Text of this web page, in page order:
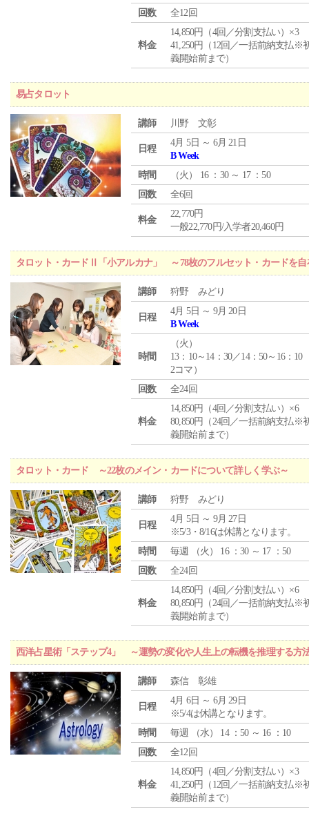
回数
全12回
料金
14,850円（4回／分割支払い）×3
41,250円（12回／一括前納支払※
義開始前まで）
易占タロット
講師 川野 文彰
日程
4月 5日 ～ 6月 21日
B Week
時間
（火 ） 16 ：30 ～ 17 ：50
回数
全6回
料金
22,770円
一般22,770円/入学者20,460円
タロット・カードⅡ「小アルカナ」 ～78枚のフルセット・カードを自
講師 狩野 みどり
日程
4月 5日 ～ 9月 20日
B Week
時間
（火 ）
13：10～14：30／14：50～16：10
2コマ）
回数
全24回
料金
14,850円（4回／分割支払い）×6
80,850円（24回／一括前納支払※
義開始前まで）
タロット・カード ～22枚のメイン・カードについて詳しく学ぶ～
講師 狩野 みどり
日程
4月 5日 ～ 9月 27日
※5/3・8/16は休講となります。
時間
毎週 （火 ） 16 ：30 ～ 17 ：50
回数
全24回
料金
14,850円（4回／分割支払い）×6
80,850円（24回／一括前納支払※
義開始前まで）
西洋占星術「ステップ4」 ～運勢の変化や人生上の転機を推理する方
講師 森信 彰雄
日程
4月 6日 ～ 6月 29日
※5/4は休講となります。
時間
毎週 （水） 14 ：50 ～ 16 ：10
回数
全12回
料金
14,850円（4回／分割支払い）×3
41,250円（12回／一括前納支払※
義開始前まで）